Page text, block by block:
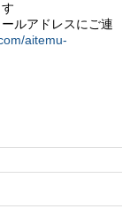
ルアドレスにご連
aitemu-